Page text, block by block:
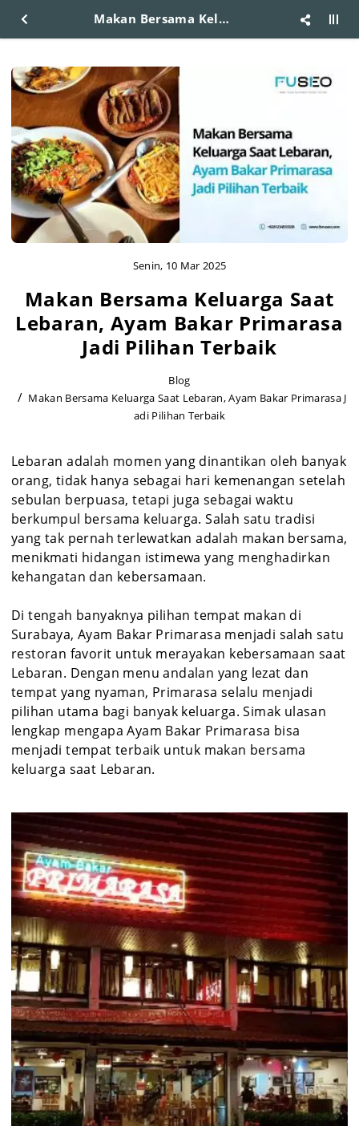
Makan Bersama Keluarga Saat Lebaran, Ayam Bakar Primarasa Jadi Pilihan Terbaik
Senin, 10 Mar 2025
Makan Bersama Keluarga Saat
Lebaran, Ayam Bakar Primarasa
Jadi Pilihan Terbaik
Blog
Makan Bersama Keluarga Saat Lebaran, Ayam Bakar Primarasa J
adi Pilihan Terbaik
Lebaran adalah momen yang dinantikan oleh banyak
orang, tidak hanya sebagai hari kemenangan setelah
sebulan berpuasa, tetapi juga sebagai waktu
berkumpul bersama keluarga. Salah satu tradisi
yang tak pernah terlewatkan adalah makan bersama,
menikmati hidangan istimewa yang menghadirkan
kehangatan dan kebersamaan.
Di tengah banyaknya pilihan tempat makan di
Surabaya, Ayam Bakar Primarasa menjadi salah satu
restoran favorit untuk merayakan kebersamaan saat
Lebaran. Dengan menu andalan yang lezat dan
tempat yang nyaman, Primarasa selalu menjadi
pilihan utama bagi banyak keluarga. Simak ulasan
lengkap mengapa Ayam Bakar Primarasa bisa
menjadi tempat terbaik untuk makan bersama
keluarga saat Lebaran.